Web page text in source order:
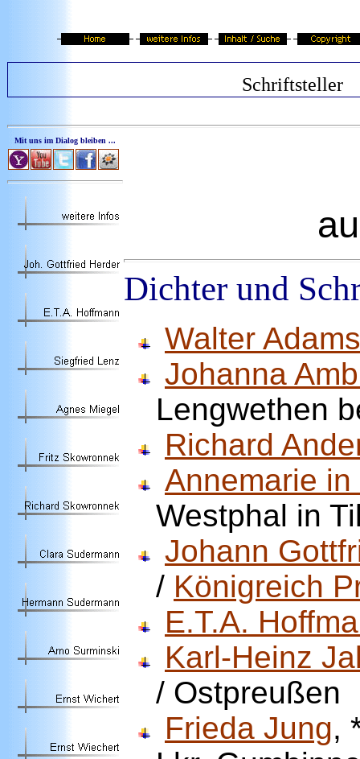
Schriftsteller
Mit uns im Dialog bleiben ...
Dichter und
Walter
Johanna
Lengwethen
Richard
Annemarie in
Westphal in
Johann
/ Königreich
E.T.A.
Karl-Heinz
/ Ostpreußen
Frieda Jung,